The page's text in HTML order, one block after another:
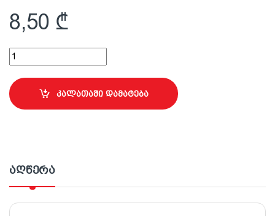
8,50 ₾
Premier-ის ხის ბურღი ღერძით; 10x126x400 მმ quantity
კალათაში დამატება
აღწერა